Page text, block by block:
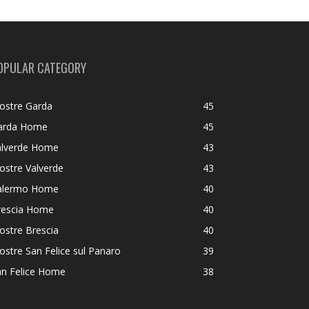
CATEGORY
Garda
45
Home
45
Home
43
Valverde
43
Home
40
Home
40
Brescia
40
San Felice sul Panaro
39
Felice Home
38